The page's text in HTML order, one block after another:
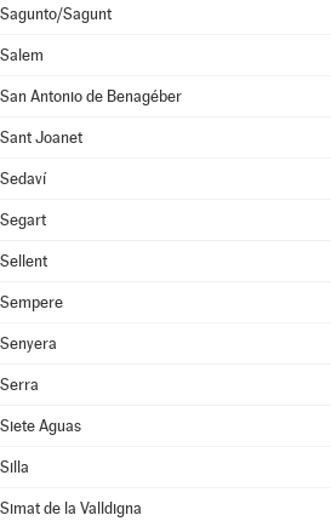
Sagunto/Sagunt
Salem
San Antonio de Benagéber
Sant Joanet
Sedaví
Segart
Sellent
Sempere
Senyera
Serra
Siete Aguas
Silla
Simat de la Valldigna